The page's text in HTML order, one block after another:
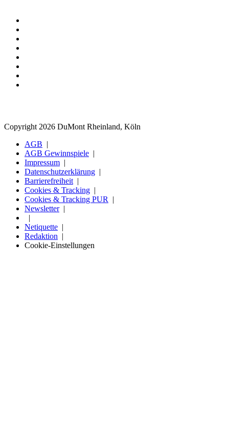
Copyright 2026 DuMont Rheinland, Köln
AGB
AGB Gewinnspiele
Impressum
Datenschutzerklärung
Barrierefreiheit
Cookies & Tracking
Cookies & Tracking PUR
Newsletter
Netiquette
Redaktion
Cookie-Einstellungen